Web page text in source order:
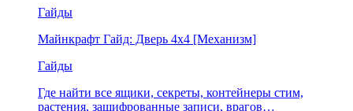
Гайды
Майнкрафт Гайд: Дверь 4х4 [Механизм]
Гайды
Где найти все ящики, секреты, контейнеры стим,
растения, зашифрованные записи, врагов…